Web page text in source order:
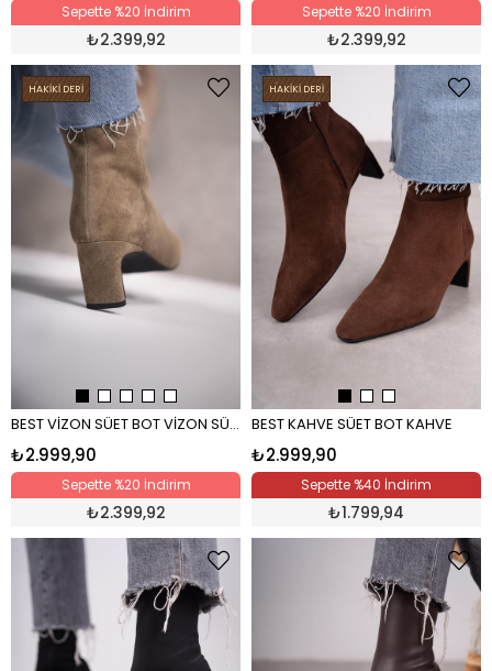
Sepette %20 İndirim
₺2.399,92
Sepette %20 İndirim
₺2.399,92
BEST VİZON SÜET BOT VİZON SÜET
₺2.999,90
Sepette %20 İndirim
₺2.399,92
HAKİKİ DERİ
BEST KAHVE SÜET BOT KAHVE
₺2.999,90
Sepette %40 İndirim
₺1.799,94
HAKİKİ DERİ